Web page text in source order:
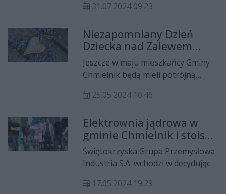
Folklorystycznych i Solistów w
31.07.2024 09:23
Niezapomniany Dzień
Dziecka nad Zalewem
Andrzejówka
Jeszcze w maju mieszkańcy Gminy
Chmielnik będą mieli potrójną
26 maja jednocześnie będą
Niezapominajki, Dzień Matki oraz
Międzynarodowy Dzień Dziecka.
Organizatorami wyjątkowej
imprezy integracyjnej w otoczeniu
natury, nad zalewem Andrzejówka
są: Chmielnickie Centrum Kultury,
25.05.2024 10:46
Elektrownia jądrowa w
gminie Chmielnik i stoisko
informacyjne
Świętokrzyska Grupa Przemysłowa
Industria S.A. wchodzi w decydującą
jądrowej. Minister Klimatu i
17.05.2024 19:29